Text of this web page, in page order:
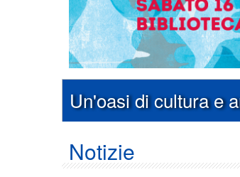
Un'oasi di cultura e
Notizie